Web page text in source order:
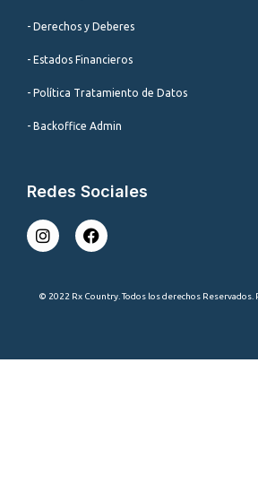
- Derechos y Deberes
- Estados Financieros
- Política Tratamiento de Datos
- Backoffice Admin
Redes Sociales
I
n
a
m
F
a
b
© 2022 Rx Country. Todos los derechos Reservados.